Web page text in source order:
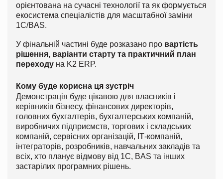
орієнтована на сучасні технології та як формується
екосистема спеціалістів для масштабної заміни
1С/BAS.
У фінальній частині буде розказано про вартість
рішення, варіанти старту та практичний план
переходу на K2 ERP.
Кому буде корисна ця зустріч
Демонстрація буде цікавою для власників і
керівників бізнесу, фінансових директорів,
головних бухгалтерів, бухгалтерських компаній,
виробничих підприємств, торгових і складських
компаній, сервісних організацій, ІТ-компаній,
інтеграторів, розробників, навчальних закладів та
всіх, хто планує відмову від 1С, BAS та інших
застарілих програмних рішень.